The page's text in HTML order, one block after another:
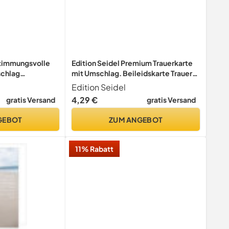
Trauerfeier
gratis Versand
Edition Seidel Premium Trauerkarte
mit Umschlag. Beileidskarte Trauer
Karte Aufrichtige Anteilnahme
letzter Gruß Mitgefühl Eukalyptus
Zweig Aquarell (T1176 SW024)
Edition Seidel
4,29 €
gratis Versand
ZUM ANGEBOT
11% Rabatt